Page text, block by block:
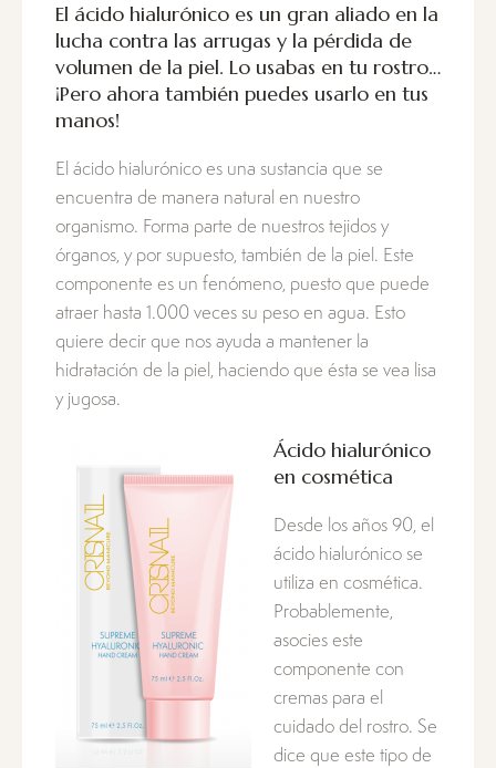
El ácido hialurónico es un gran aliado en la
lucha contra las arrugas y la pérdida de
volumen de la piel. Lo usabas en tu rostro…
¡Pero ahora también puedes usarlo en tus
manos!
El ácido hialurónico es una sustancia que se
encuentra de manera natural en nuestro
organismo. Forma parte de nuestros tejidos y
órganos, y por supuesto, también de la piel. Este
componente es un fenómeno, puesto que puede
atraer hasta 1.000 veces su peso en agua. Esto
quiere decir que nos ayuda a mantener la
hidratación de la piel, haciendo que ésta se vea lisa
y jugosa.
Ácido hialurónico
en cosmética
Desde los años 90, el
ácido hialurónico se
utiliza en cosmética.
Probablemente,
asocies este
componente con
cremas para el
cuidado del rostro. Se
dice que este tipo de